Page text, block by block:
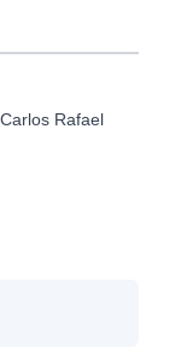
Rafael